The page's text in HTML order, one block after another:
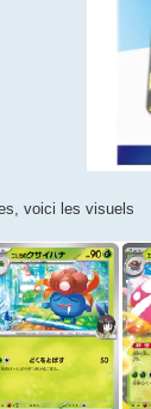
voici les visuels